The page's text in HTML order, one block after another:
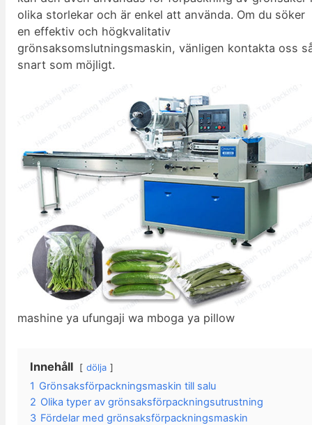
olika storlekar och är enkel att använda. Om du söker
en effektiv och högkvalitativ
grönsaksomslutningsmaskin, vänligen kontakta oss
snart som möjligt.
mashine ya ufungaji wa mboga ya pillow
Innehåll dölja
1 Grönsaksförpackningsmaskin till salu
2 Olika typer av grönsaksförpackningsutrustning
3 Fördelar med grönsaksförpackningsmaskin